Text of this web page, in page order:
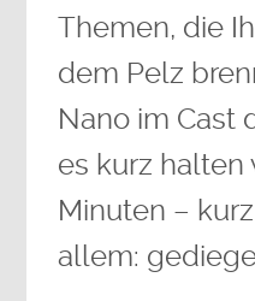
Themen, die
dem Pelz
Nano im Cast
es kurz
Minuten –
allem: